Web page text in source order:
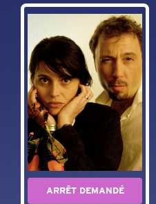
ARRÊT DEMANDÉ